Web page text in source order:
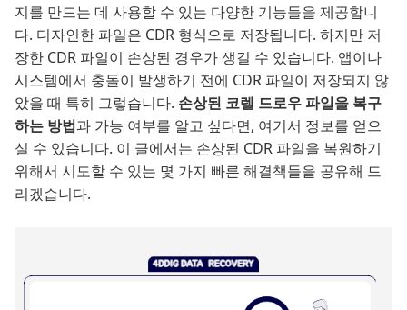
지를 만드는 데 사용할 수 있는 다양한 기능들을 제공합니
다. 디자인한 파일은 CDR 형식으로 저장됩니다. 하지만 저
장한 CDR 파일이 손상된 경우가 생길 수 있습니다. 앱이나
시스템에서 충돌이 발생하기 전에 CDR 파일이 저장되지 않
았을 때 특히 그렇습니다. 손상된 코렐 드로우 파일을 복구
하는 방법과 가능 여부를 알고 싶다면, 여기서 정보를 얻으
실 수 있습니다. 이 글에서는 손상된 CDR 파일을 복원하기
위해서 시도할 수 있는 몇 가지 빠른 해결책들을 공유해 드
리겠습니다.